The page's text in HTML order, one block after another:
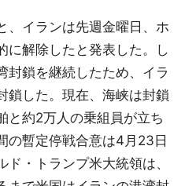
、イランは先週金曜日、ホ
に解除したと発表した。し
封鎖を継続したため、イラ
鎖した。現在、海峡は封鎖
と約2万人の乗組員が立ち
の暫定停戦合意は4月23日
・トランプ米大統領は、